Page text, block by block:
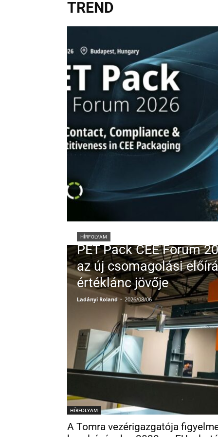
TREND
HÍRFOLYAM
PET Pack CEE Forum
az új csomagolási
értéklánc jövője
Ladányi Roland - 2026/08/06
HÍRFOLYAM
A Tomra vezérigazgatója